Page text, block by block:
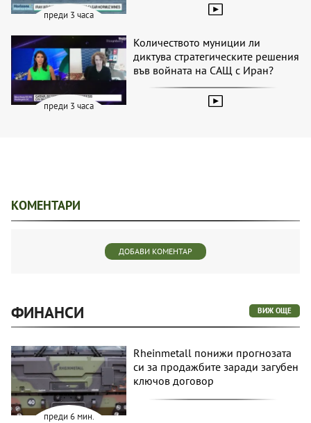
преди 3 часа
преди 3 часа
Количеството муниции ли
диктува стратегическите решения
във войната на САЩ с Иран?
КОМЕНТАРИ
ДОБАВИ КОМЕНТАР
ФИНАНСИ ВИЖ ОЩЕ
преди 6 мин.
Rheinmetall понижи прогнозата
си за продажбите заради загубен
ключов договор